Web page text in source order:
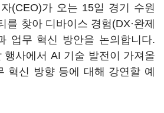
(CEO)가 오는 15일 경기 수원
를 찾아 디바이스 경험 (DX·완제
업무 혁신 방안을 논의합니다.
행사에서 AI 기술 발전이 가져올
혁신 방향 등에 대해 강연할 예